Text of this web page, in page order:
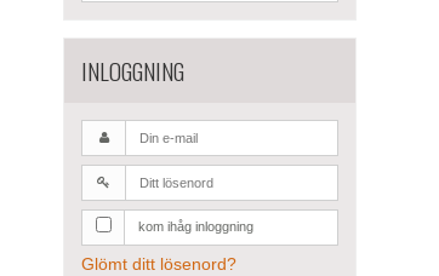
INLOGGNING
kom ihåg inloggning
Glömt ditt lösenord?